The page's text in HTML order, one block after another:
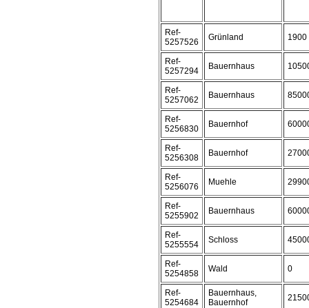
Ref-
5257526
Grünland 1900
Ref-
5257294
Bauernhaus
Ref-
5257062
Bauernhaus
Ref-
5256830
Bauernhof
Ref-
5256308
Bauernhof
Ref-
5256076
Muehle
Ref-
5255902
Bauernhaus
Ref-
5255554
Schloss
Ref-
5254858
Wald 0
Ref-
5254684
Bauernhaus,
Bauernhof